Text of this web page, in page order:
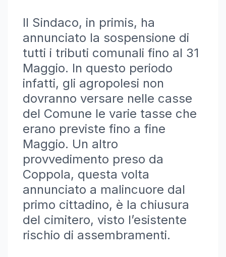
Il Sindaco, in primis, ha
annunciato la sospensione di
tutti i tributi comunali fino al 31
Maggio. In questo periodo
infatti, gli agropolesi non
dovranno versare nelle casse
del Comune le varie tasse che
erano previste fino a fine
Maggio. Un altro
provvedimento preso da
Coppola, questa volta
annunciato a malincuore dal
primo cittadino, è la chiusura
del cimitero, visto l’esistente
rischio di assembramenti.